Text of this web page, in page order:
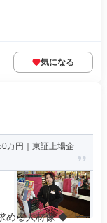
気になる
万円｜東証上場企
る人材像 ◆ ┗━